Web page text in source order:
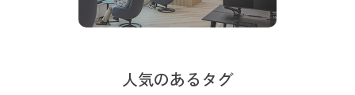
人気のあるタグ